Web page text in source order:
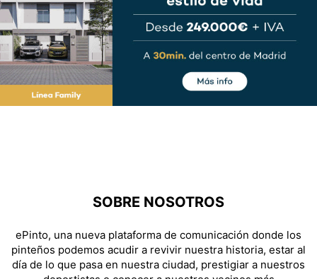
SOBRE NOSOTROS
ePinto, una nueva plataforma de comunicación donde los
pinteños podemos acudir a revivir nuestra historia, estar al
día de lo que pasa en nuestra ciudad, prestigiar a nuestros